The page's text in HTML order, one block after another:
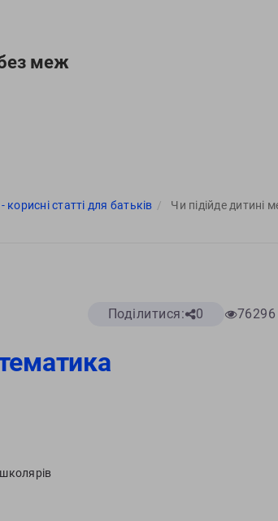
меж
статті для батьків Чи підійде дитині
Поділитися: 0 76296